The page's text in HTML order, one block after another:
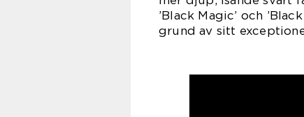
’Black Magic’ och
grund av sitt